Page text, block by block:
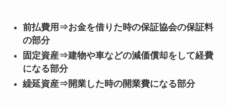
前払費用⇒お金を借りた時の保証協会の保証料
の部分
固定資産⇒建物や車などの減価償却をして経費
になる部分
繰延資産⇒開業した時の開業費になる部分